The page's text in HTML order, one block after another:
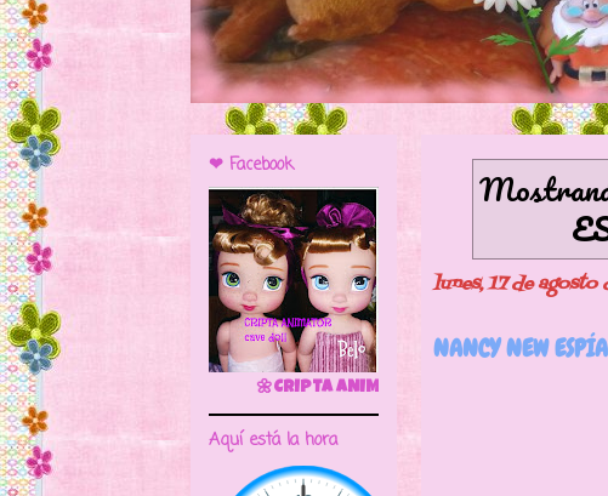
lunes, 17 de agosto
NANCY NEW
❤ Facebook
🌼CRIPTA ANIMATOR CAVE DOLL
Aquí está la hora